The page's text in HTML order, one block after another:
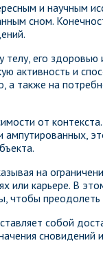
и научным
сном.
его здоровью
активность и
а также на
от
на
или карьере. В
чтобы преодолеть
собой
сновидений